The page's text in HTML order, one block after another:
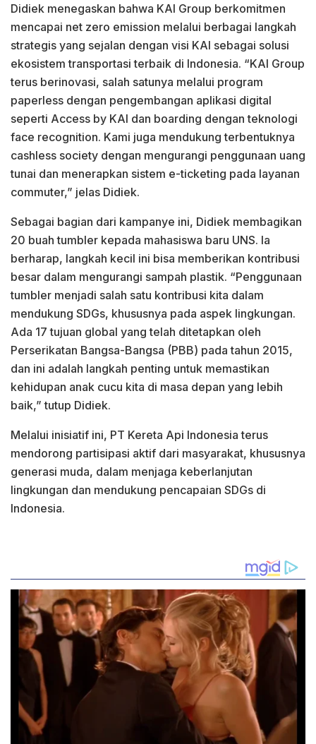
Didiek menegaskan bahwa KAI Group berkomitmen
mencapai net zero emission melalui berbagai langkah
strategis yang sejalan dengan visi KAI sebagai solusi
ekosistem transportasi terbaik di Indonesia. “KAI Group
terus berinovasi, salah satunya melalui program
paperless dengan pengembangan aplikasi digital
seperti Access by KAI dan boarding dengan teknologi
face recognition. Kami juga mendukung terbentuknya
cashless society dengan mengurangi penggunaan uang
tunai dan menerapkan sistem e-ticketing pada layanan
commuter,” jelas Didiek.
Sebagai bagian dari kampanye ini, Didiek membagikan
20 buah tumbler kepada mahasiswa baru UNS. Ia
berharap, langkah kecil ini bisa memberikan kontribusi
besar dalam mengurangi sampah plastik. “Penggunaan
tumbler menjadi salah satu kontribusi kita dalam
mendukung SDGs, khususnya pada aspek lingkungan.
Ada 17 tujuan global yang telah ditetapkan oleh
Perserikatan Bangsa-Bangsa (PBB) pada tahun 2015,
dan ini adalah langkah penting untuk memastikan
kehidupan anak cucu kita di masa depan yang lebih
baik,” tutup Didiek.
Melalui inisiatif ini, PT Kereta Api Indonesia terus
mendorong partisipasi aktif dari masyarakat, khususnya
generasi muda, dalam menjaga keberlanjutan
lingkungan dan mendukung pencapaian SDGs di
Indonesia.